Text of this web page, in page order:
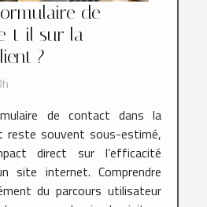
de
t-il sur la
?
de contact dans la
reste souvent sous-estimé,
direct sur l’efficacité
site internet. Comprendre
du parcours utilisateur